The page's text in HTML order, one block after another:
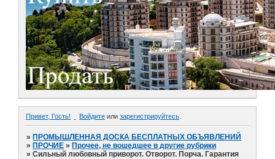
Привет, Гость! Войдите или зарегистрируйтесь
»ПРОМЫШЛЕННАЯ ДОСКА БЕСПЛАТНЫХ ОБЪЯВЛЕНИЙ
»ПРОЧИЕ »Прочее, не вошедшее в другие рубрики
»Сильный любовный приворот. Отворот. Порча. Гарантия